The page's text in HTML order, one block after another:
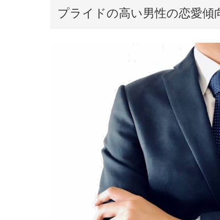
プライドの高い男性の恋愛傾